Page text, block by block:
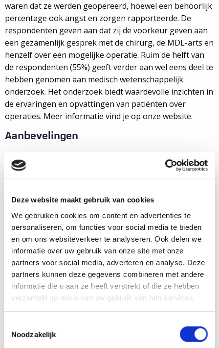
Deze website maakt gebruik van cookies
We gebruiken cookies om content en advertenties te
personaliseren, om functies voor social media te bieden
en om ons websiteverkeer te analyseren. Ook delen we
informatie over uw gebruik van onze site met onze
partners voor social media, adverteren en analyse. Deze
partners kunnen deze gegevens combineren met andere
informatie die u aan ze heeft verstrekt of die ze hebben
verzameld op basis van uw gebruik van hun services.
Noodzakelijk
waren dat ze werden geopereerd, hoewel een behoorlijk
percentage ook angst en zorgen rapporteerde. De
respondenten geven aan dat zij de voorkeur geven aan
een gezamenlijk gesprek met de chirurg, de MDL-arts en
henzelf over een mogelijke operatie. Ruim de helft van
de respondenten (55%) geeft verder aan wel eens deel te
hebben genomen aan medisch wetenschappelijk
onderzoek. Het onderzoek biedt waardevolle inzichten in
de ervaringen en opvattingen van patiënten over
operaties. Meer informatie vind je op onze website.
Aanbevelingen
Het onderzoek biedt waardevolle inzichten in de
ervaringen en opvattingen van patiënten met
Om een goed besluit te kunnen nemen over wel/niet
opereren is de mening van de MDL-arts voor de
patiënt belangrijk, en ook de mening van de chirurg.
Een gezamenlijk gesprek (patiënt, MDL-arts en
chirurg) is wenselijk.
Opereren kan in eerder stadium- als behandeloptie –
in de overweging worden meegenomen. Een vijfde
van de respondenten vond het jammer dat de optie
De mening van de arts is belangrijk om een goede
overweging te kunnen maken om mee te doen aan